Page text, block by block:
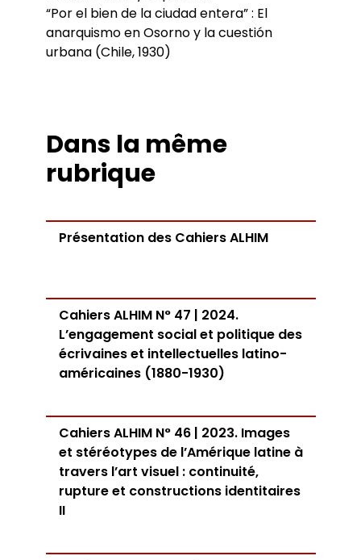
“Por el bien de la ciudad entera” : El
anarquismo en Osorno y la cuestión
urbana (Chile, 1930)
Dans la même
rubrique
Présentation des Cahiers ALHIM
Cahiers ALHIM N° 47 | 2024.
L’engagement social et politique des
écrivaines et intellectuelles latino-
américaines (1880-1930)
Cahiers ALHIM N° 46 | 2023. Images
et stéréotypes de l’Amérique latine à
travers l’art visuel : continuité,
rupture et constructions identitaires
II